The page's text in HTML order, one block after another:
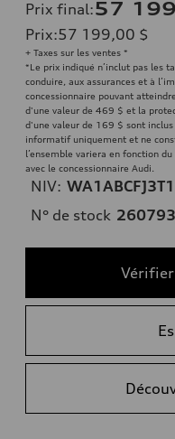
Prix final:57
Prix:57 199,00 $
+ Taxes sur les ventes *
*Le prix indiqué n’inclut pas les
conduire, aux assurances et à
concessionnaire pouvant
d'une valeur de 469 $ et la
d'une valeur de 169 $ sont
informatif uniquement et ne
l’ensemble variera en fonction
avec le concessionnaire Audi.
NIV:
N° de stock 260793